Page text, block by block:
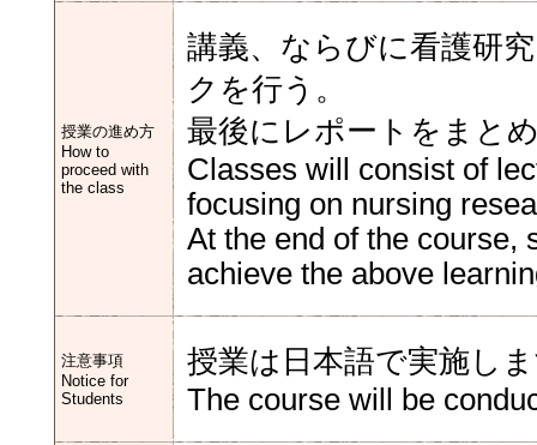
授業の進め方
How to
proceed with
the class
講義、ならびに看護研
クを行う。
最後にレポートをまと
Classes will consist of
focusing on nursing
At the end of the course,
achieve the above
注意事項
Notice for
Students
授業は日本語で実施し
The course will be